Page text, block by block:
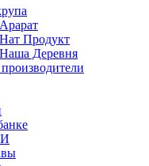
Продукт
Деревня